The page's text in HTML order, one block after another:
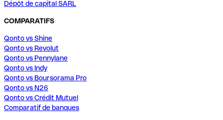
Dépôt de capital SARL
COMPARATIFS
Qonto vs Shine
Qonto vs Revolut
Qonto vs Pennylane
Qonto vs Indy
Qonto vs Boursorama Pro
Qonto vs N26
Qonto vs Crédit Mutuel
Comparatif de banques